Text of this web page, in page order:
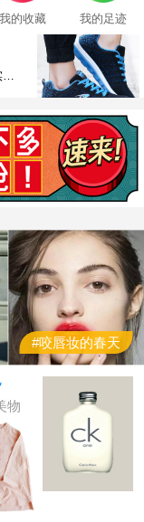
我的收藏 我的足迹
鞋型外观完美，动态天花板，实战加强，包裹强，回弹好，还真优秀，鞋面采取透气不闷脚，减震摩擦有声音，适于各种人群防滑耐磨
毫秒级响应，无线零延迟搭载行业顶尖无线传输技术，配合高性能主控芯片，实现原生回报率与微秒级信号传输。抗干扰算法加持，传输稳定性媲美有线，无论是游戏的瞬镜甩枪，还是的精准走位，都能同步手速、无拖泥带水，彻底消除无线延迟焦虑。旗舰硬件，硬核性能
多种颜色可选择炫酷发光男女通用适合上网办公打游戏等可选择有线或无线款静音电竞款鼠标使用顺滑不卡顿年最新款
#咬唇妆的春天
物